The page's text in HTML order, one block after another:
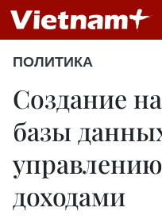
ПОЛИТИКА
Создание
базы
доходами